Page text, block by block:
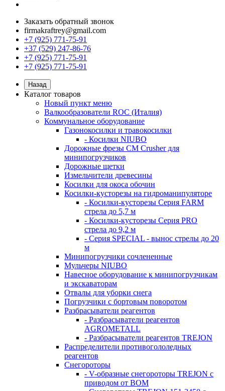
Заказать обратный звонок
firmakraftrey@gmail.com
+7 (925) 771-75-91
+37 (529) 247-86-76
+7 (925) 771-75-91
+7 (925) 771-75-91
Назад
Каталог товаров
Новый пункт меню
Валкообразователи ROC (Италия)
Коммунальное оборудование
Газонокосилки и травокосилки
- Косилки NIUBO
Дорожные фрезы CM Crusher для
минипогрузчиков
Дорожные щетки
Измельчители древесины
Косилки для окоса обочин
Косилки-кусторезы на гидроманипуляторе
- Косилки-кусторезы Серия FARM
стрела до 5,7 м
- Косилки-кусторезы Серия PRO
стрела до 9,2 м
- Серия SPECIAL - вынос стрелы до 20
м
Минипогрузчики сочлененные
Мульчеры NIUBO
Навесное оборудование к минипогрузчикам
и экскаваторам
Отвалы для уборки снега
Погрузчики с бортовым поворотом
Разбрасыватели реагентов
- Разбрасыватели реагентов
AGROMETALL
- Разбрасыватели реагентов TREJON
Распределители противогололедных
реагентов
Снегороторы
- V-образные снегороторы TREJON с
приводом от ВОМ